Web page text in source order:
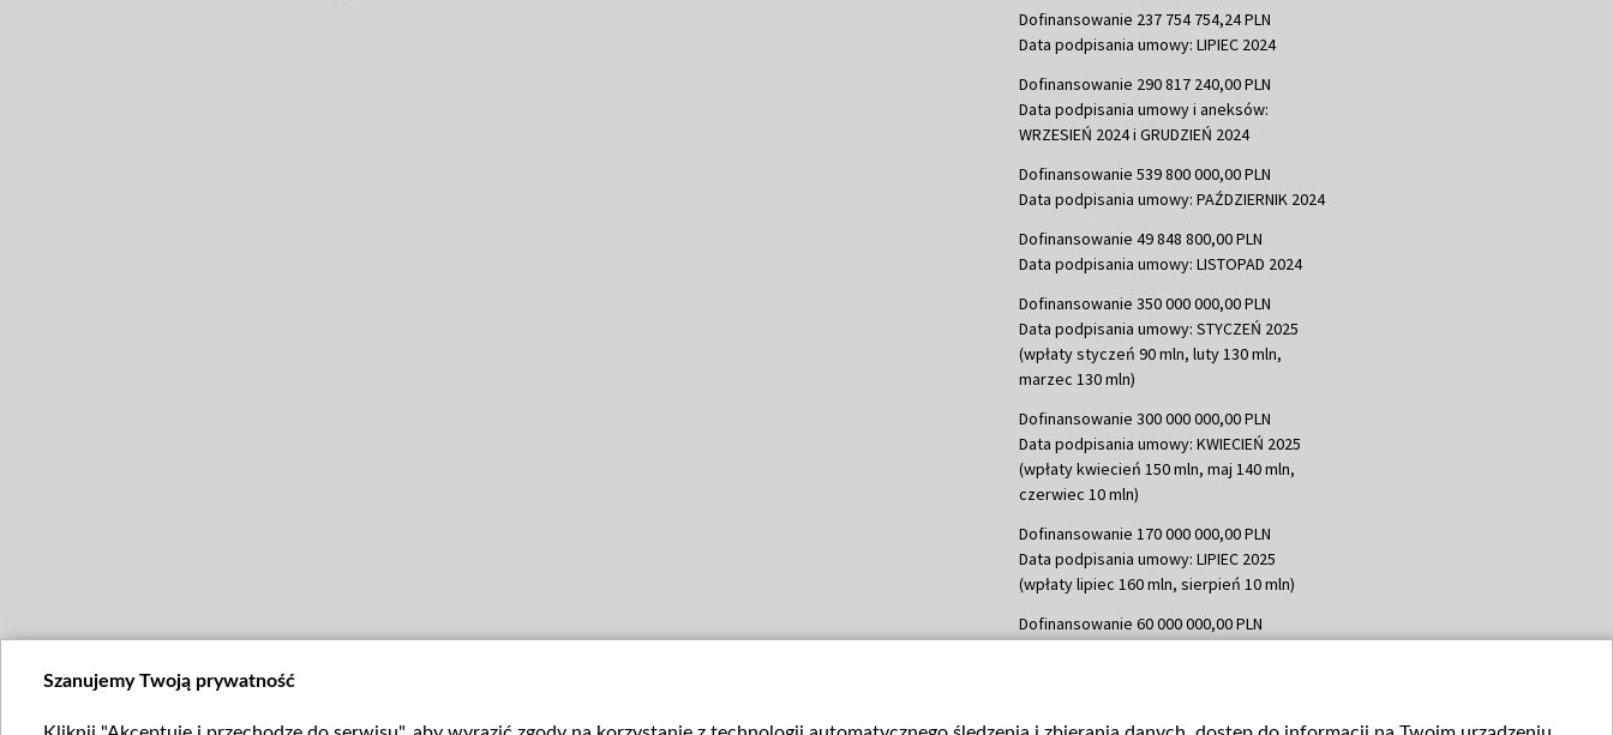
Dofinansowanie 237 754 754,24 PLN
Data podpisania umowy: LIPIEC 2024
Dofinansowanie 290 817 240,00 PLN
Data podpisania umowy i aneksów:
WRZESIEŃ 2024 i GRUDZIEŃ 2024
Dofinansowanie 539 800 000,00 PLN
Data podpisania umowy: PAŹDZIERNIK 2024
Dofinansowanie 49 848 800,00 PLN
Data podpisania umowy: LISTOPAD 2024
Dofinansowanie 350 000 000,00 PLN
Data podpisania umowy: STYCZEŃ 2025
(wpłaty styczeń 90 mln, luty 130 mln,
marzec 130 mln)
Dofinansowanie 300 000 000,00 PLN
Data podpisania umowy: KWIECIEŃ 2025
(wpłaty kwiecień 150 mln, maj 140 mln,
czerwiec 10 mln)
Dofinansowanie 170 000 000,00 PLN
Data podpisania umowy: LIPIEC 2025
(wpłaty lipiec 160 mln, sierpień 10 mln)
Dofinansowanie 60 000 000,00 PLN
Szanujemy Twoją prywatność